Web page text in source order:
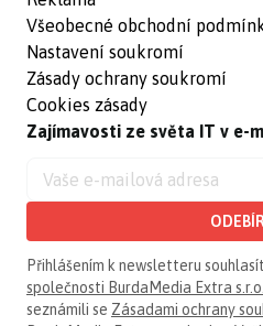
Všeobecné obchodní
Nastavení soukromí
Zásady ochrany soukromí
Cookies zásady
Zajímavosti ze světa IT v e-
Přihlášením k newsletteru
společnosti BurdaMedia Extra s.r.o.
seznámili se Zásadami ochrany